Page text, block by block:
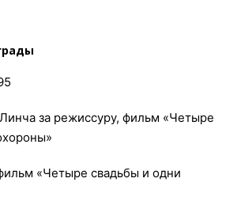
за режиссуру, фильм «Четыре
«Четыре свадьбы и одни